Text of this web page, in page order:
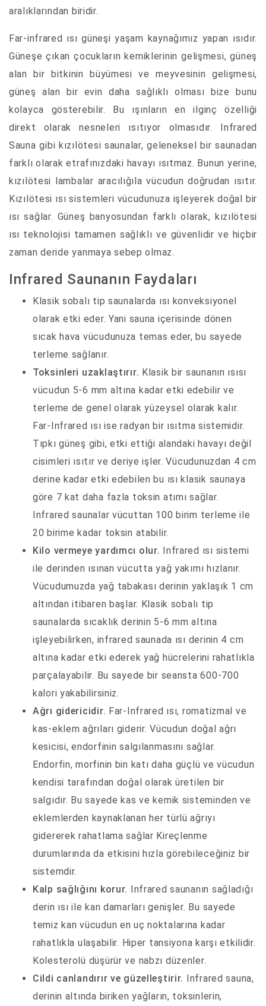
aralıklarından biridir.
Far-infrared ısı güneşi yaşam kaynağımız yapan ısıdır.
Güneşe çıkan çocukların kemiklerinin gelişmesi, güneş
alan bir bitkinin büyümesi ve meyvesinin gelişmesi,
güneş alan bir evin daha sağlıklı olması bize bunu
kolayca gösterebilir. Bu ışınların en ilginç özelliği
direkt olarak nesneleri ısıtıyor olmasıdır. Infrared
Sauna gibi kızılötesi saunalar, geleneksel bir saunadan
farklı olarak etrafınızdaki havayı ısıtmaz. Bunun yerine,
kızılötesi lambalar aracılığıla vücudun doğrudan ısıtır.
Kızılötesi ısı sistemleri vücudunuza işleyerek doğal bir
ısı sağlar. Güneş banyosundan farklı olarak, kızılötesi
ısı teknolojisi tamamen sağlıklı ve güvenlidir ve hiçbir
zaman deride yanmaya sebep olmaz.
Infrared Saunanın Faydaları
Klasik sobalı tip saunalarda ısı konveksiyonel
olarak etki eder. Yani sauna içerisinde dönen
sıcak hava vücudunuza temas eder, bu sayede
terleme sağlanır.
Toksinleri uzaklaştırır. Klasik bir saunanın ısısı
vücudun 5-6 mm altına kadar etki edebilir ve
terleme de genel olarak yüzeysel olarak kalır.
Far-Infrared ısı ise radyan bir ısıtma sistemidir.
Tıpkı güneş gibi, etki ettiği alandaki havayı değil
cisimleri ısıtır ve deriye işler. Vücudunuzdan 4 cm
derine kadar etki edebilen bu ısı klasik saunaya
göre 7 kat daha fazla toksin atımı sağlar.
Infrared saunalar vücuttan 100 birim terleme ile
20 birime kadar toksin atabilir.
Kilo vermeye yardımcı olur. Infrared ısı sistemi
ile derinden ısınan vücutta yağ yakımı hızlanır.
Vücudumuzda yağ tabakası derinin yaklaşık 1 cm
altından itibaren başlar. Klasik sobalı tip
saunalarda sıcaklık derinin 5-6 mm altına
işleyebilirken, infrared saunada ısı derinin 4 cm
altına kadar etki ederek yağ hücrelerini rahatlıkla
parçalayabilir. Bu sayede bir seansta 600-700
kalori yakabilirsiniz.
Ağrı gidericidir. Far-Infrared ısı, romatizmal ve
kas-eklem ağrıları giderir. Vücudun doğal ağrı
kesicisi, endorfinin salgılanmasını sağlar.
Endorfin, morfinin bin katı daha güçlü ve vücudun
kendisi tarafından doğal olarak üretilen bir
salgıdır. Bu sayede kas ve kemik sisteminden ve
eklemlerden kaynaklanan her türlü ağrıyı
gidererek rahatlama sağlar Kireçlenme
durumlarında da etkisini hızla görebileceğiniz bir
sistemdir.
Kalp sağlığını korur. Infrared saunanın sağladığı
derin ısı ile kan damarları genişler. Bu sayede
temiz kan vücudun en uç noktalarına kadar
rahatlıkla ulaşabilir. Hiper tansiyona karşı etkilidir.
Kolesterolü düşürür ve nabzı düzenler.
Cildi canlandırır ve güzelleştirir. Infrared sauna,
derinin altında biriken yağların, toksinlerin,